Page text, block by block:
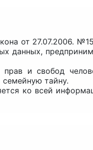
от 27.07.2006.
данных,
прав и свобод
тайну.
ко всей